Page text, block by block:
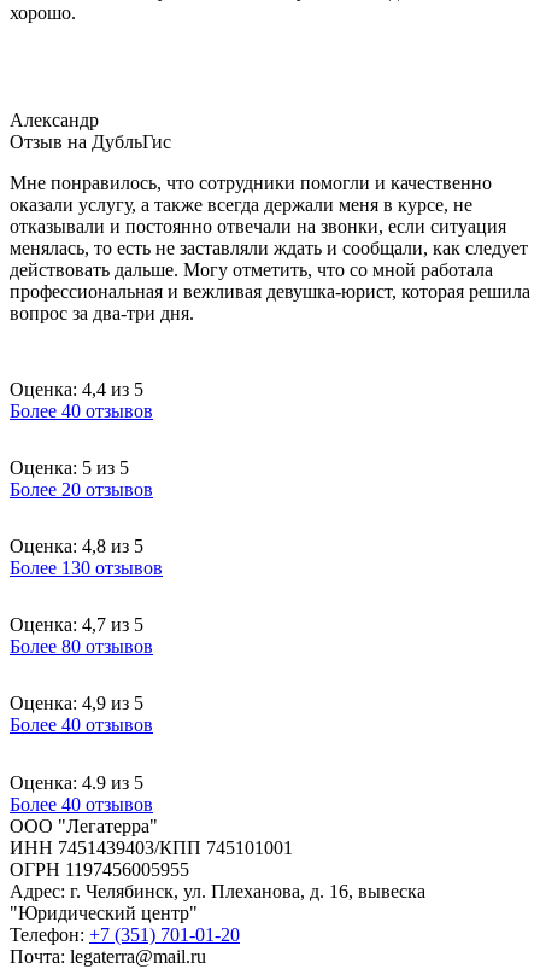
хорошо.
Александр
Отзыв на ДубльГис
Мне понравилось, что сотрудники помогли и качественно
оказали услугу, а также всегда держали меня в курсе, не
отказывали и постоянно отвечали на звонки, если ситуация
менялась, то есть не заставляли ждать и сообщали, как следует
действовать дальше. Могу отметить, что со мной работала
профессиональная и вежливая девушка-юрист, которая решила
вопрос за два-три дня.
Оценка: 4,4 из 5
Более 40 отзывов
Оценка: 5 из 5
Более 20 отзывов
Оценка: 4,8 из 5
Более 130 отзывов
Оценка: 4,7 из 5
Более 80 отзывов
Оценка: 4,9 из 5
Более 40 отзывов
Оценка: 4.9 из 5
Более 40 отзывов
ООО "Легатерра"
ИНН 7451439403/КПП 745101001
ОГРН 1197456005955
Адрес: г. Челябинск, ул. Плеханова, д. 16, вывеска
"Юридический центр"
Телефон: +7 (351) 701-01-20
Почта: legaterra@mail.ru